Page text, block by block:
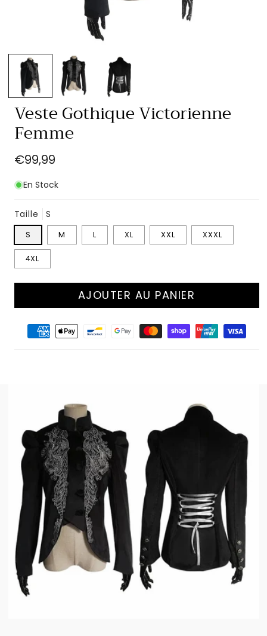
média
dans
une
modale
Veste Gothique Victorienne
Femme
Prix
€99,99
En Stock
Taille S
S M L XL XXL XXXL
4XL
AJOUTER AU PANIER
Moyens